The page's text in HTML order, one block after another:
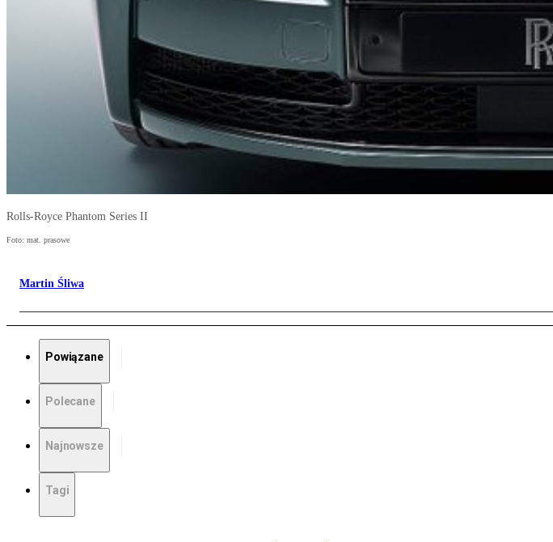
Rolls-Royce Phantom Series II
Foto: mat. prasowe
Martin Śliwa
Powiązane
Polecane
Najnowsze
Tagi